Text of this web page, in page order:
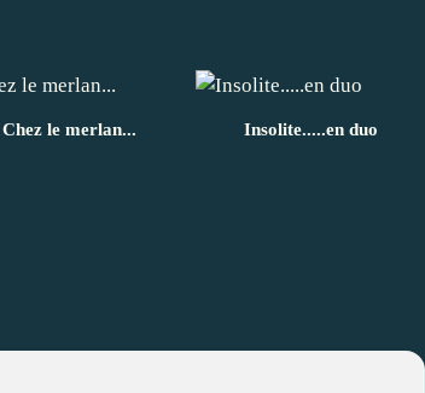
Chez le merlan... Insolite.....en duo